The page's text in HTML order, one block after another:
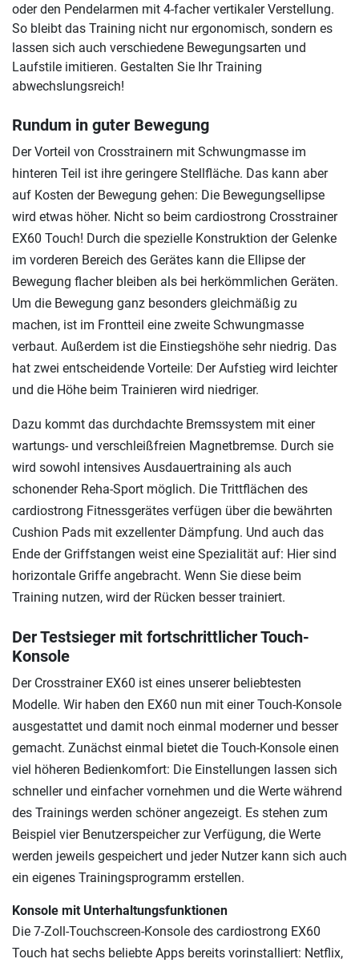
oder den Pendelarmen mit 4-facher vertikaler Verstellung.
So bleibt das Training nicht nur ergonomisch, sondern es
lassen sich auch verschiedene Bewegungsarten und
Laufstile imitieren. Gestalten Sie Ihr Training
abwechslungsreich!
Rundum in guter Bewegung
Der Vorteil von Crosstrainern mit Schwungmasse im
hinteren Teil ist ihre geringere Stellfläche. Das kann aber
auf Kosten der Bewegung gehen: Die Bewegungsellipse
wird etwas höher. Nicht so beim cardiostrong Crosstrainer
EX60 Touch! Durch die spezielle Konstruktion der Gelenke
im vorderen Bereich des Gerätes kann die Ellipse der
Bewegung flacher bleiben als bei herkömmlichen Geräten.
Um die Bewegung ganz besonders gleichmäßig zu
machen, ist im Frontteil eine zweite Schwungmasse
verbaut. Außerdem ist die Einstiegshöhe sehr niedrig. Das
hat zwei entscheidende Vorteile: Der Aufstieg wird leichter
und die Höhe beim Trainieren wird niedriger.
Dazu kommt das durchdachte Bremssystem mit einer
wartungs- und verschleißfreien Magnetbremse. Durch sie
wird sowohl intensives Ausdauertraining als auch
schonender Reha-Sport möglich. Die Trittflächen des
cardiostrong Fitnessgerätes verfügen über die bewährten
Cushion Pads mit exzellenter Dämpfung. Und auch das
Ende der Griffstangen weist eine Spezialität auf: Hier sind
horizontale Griffe angebracht. Wenn Sie diese beim
Training nutzen, wird der Rücken besser trainiert.
Der Testsieger mit fortschrittlicher Touch-
Konsole
Der Crosstrainer EX60 ist eines unserer beliebtesten
Modelle. Wir haben den EX60 nun mit einer Touch-Konsole
ausgestattet und damit noch einmal moderner und besser
gemacht. Zunächst einmal bietet die Touch-Konsole einen
viel höheren Bedienkomfort: Die Einstellungen lassen sich
schneller und einfacher vornehmen und die Werte während
des Trainings werden schöner angezeigt. Es stehen zum
Beispiel vier Benutzerspeicher zur Verfügung, die Werte
werden jeweils gespeichert und jeder Nutzer kann sich auch
ein eigenes Trainingsprogramm erstellen.
Konsole mit Unterhaltungsfunktionen
Die 7-Zoll-Touchscreen-Konsole des cardiostrong EX60
Touch hat sechs beliebte Apps bereits vorinstalliert: Netflix,